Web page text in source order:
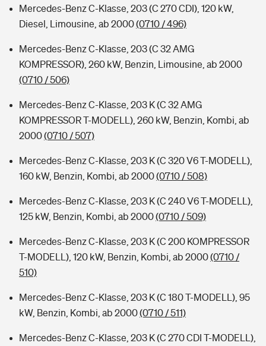
Mercedes-Benz C-Klasse, 203 (C 270 CDI), 120 kW,
Diesel, Limousine, ab 2000(0710 / 496)
Mercedes-Benz C-Klasse, 203 (C 32 AMG
KOMPRESSOR), 260 kW, Benzin, Limousine, ab 2000
(0710 / 506)
Mercedes-Benz C-Klasse, 203 K (C 32 AMG
KOMPRESSOR T-MODELL), 260 kW, Benzin, Kombi, ab
2000(0710 / 507)
Mercedes-Benz C-Klasse, 203 K (C 320 V6 T-MODELL),
160 kW, Benzin, Kombi, ab 2000(0710 / 508)
Mercedes-Benz C-Klasse, 203 K (C 240 V6 T-MODELL),
125 kW, Benzin, Kombi, ab 2000(0710 / 509)
Mercedes-Benz C-Klasse, 203 K (C 200 KOMPRESSOR
T-MODELL), 120 kW, Benzin, Kombi, ab 2000(0710 /
510)
Mercedes-Benz C-Klasse, 203 K (C 180 T-MODELL), 95
kW, Benzin, Kombi, ab 2000(0710 / 511)
Mercedes-Benz C-Klasse, 203 K (C 270 CDI T-MODELL),